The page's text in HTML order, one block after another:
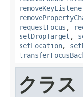
requestFocus ,
setDropTarget ,
setLocation,
クラ